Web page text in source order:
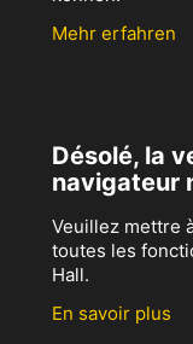
Mehr erfahren
Désolé, la
navigateur
Veuillez mettre
toutes les
Hall.
En savoir plus